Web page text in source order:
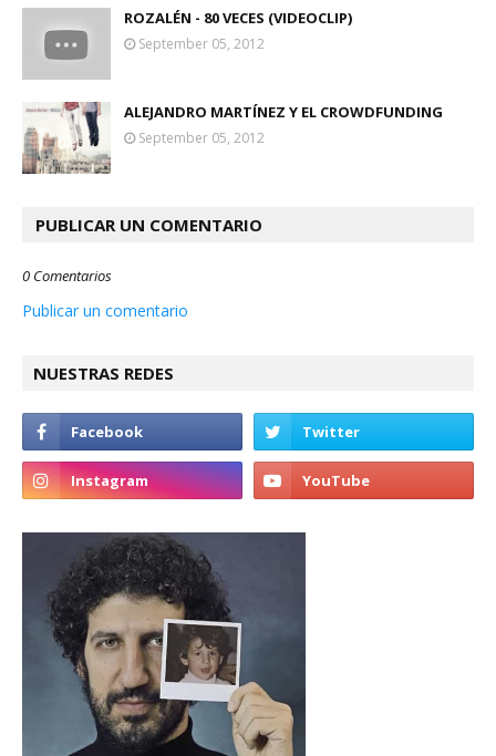
ROZALÉN - 80 VECES (VIDEOCLIP)
September 05, 2012
ALEJANDRO MARTÍNEZ Y EL CROWDFUNDING
September 05, 2012
PUBLICAR UN COMENTARIO
0 Comentarios
Publicar un comentario
NUESTRAS REDES